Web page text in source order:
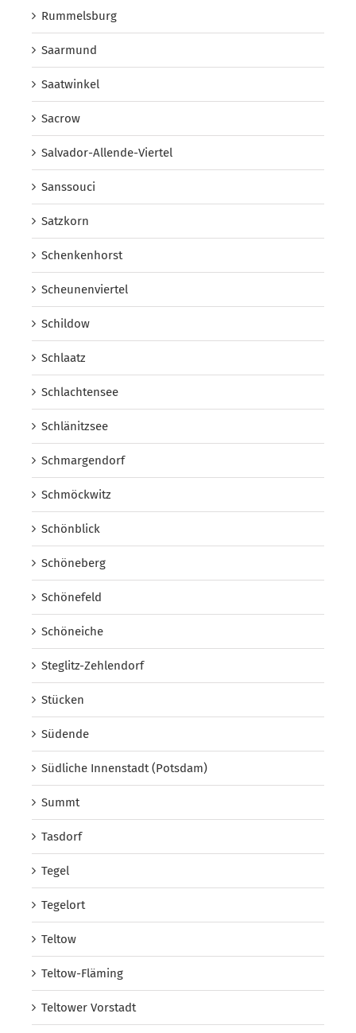
Rummelsburg
Saarmund
Saatwinkel
Sacrow
Salvador-Allende-Viertel
Sanssouci
Satzkorn
Schenkenhorst
Scheunenviertel
Schildow
Schlaatz
Schlachtensee
Schlänitzsee
Schmargendorf
Schmöckwitz
Schönblick
Schöneberg
Schönefeld
Schöneiche
Steglitz-Zehlendorf
Stücken
Südende
Südliche Innenstadt (Potsdam)
Summt
Tasdorf
Tegel
Tegelort
Teltow
Teltow-Fläming
Teltower Vorstadt